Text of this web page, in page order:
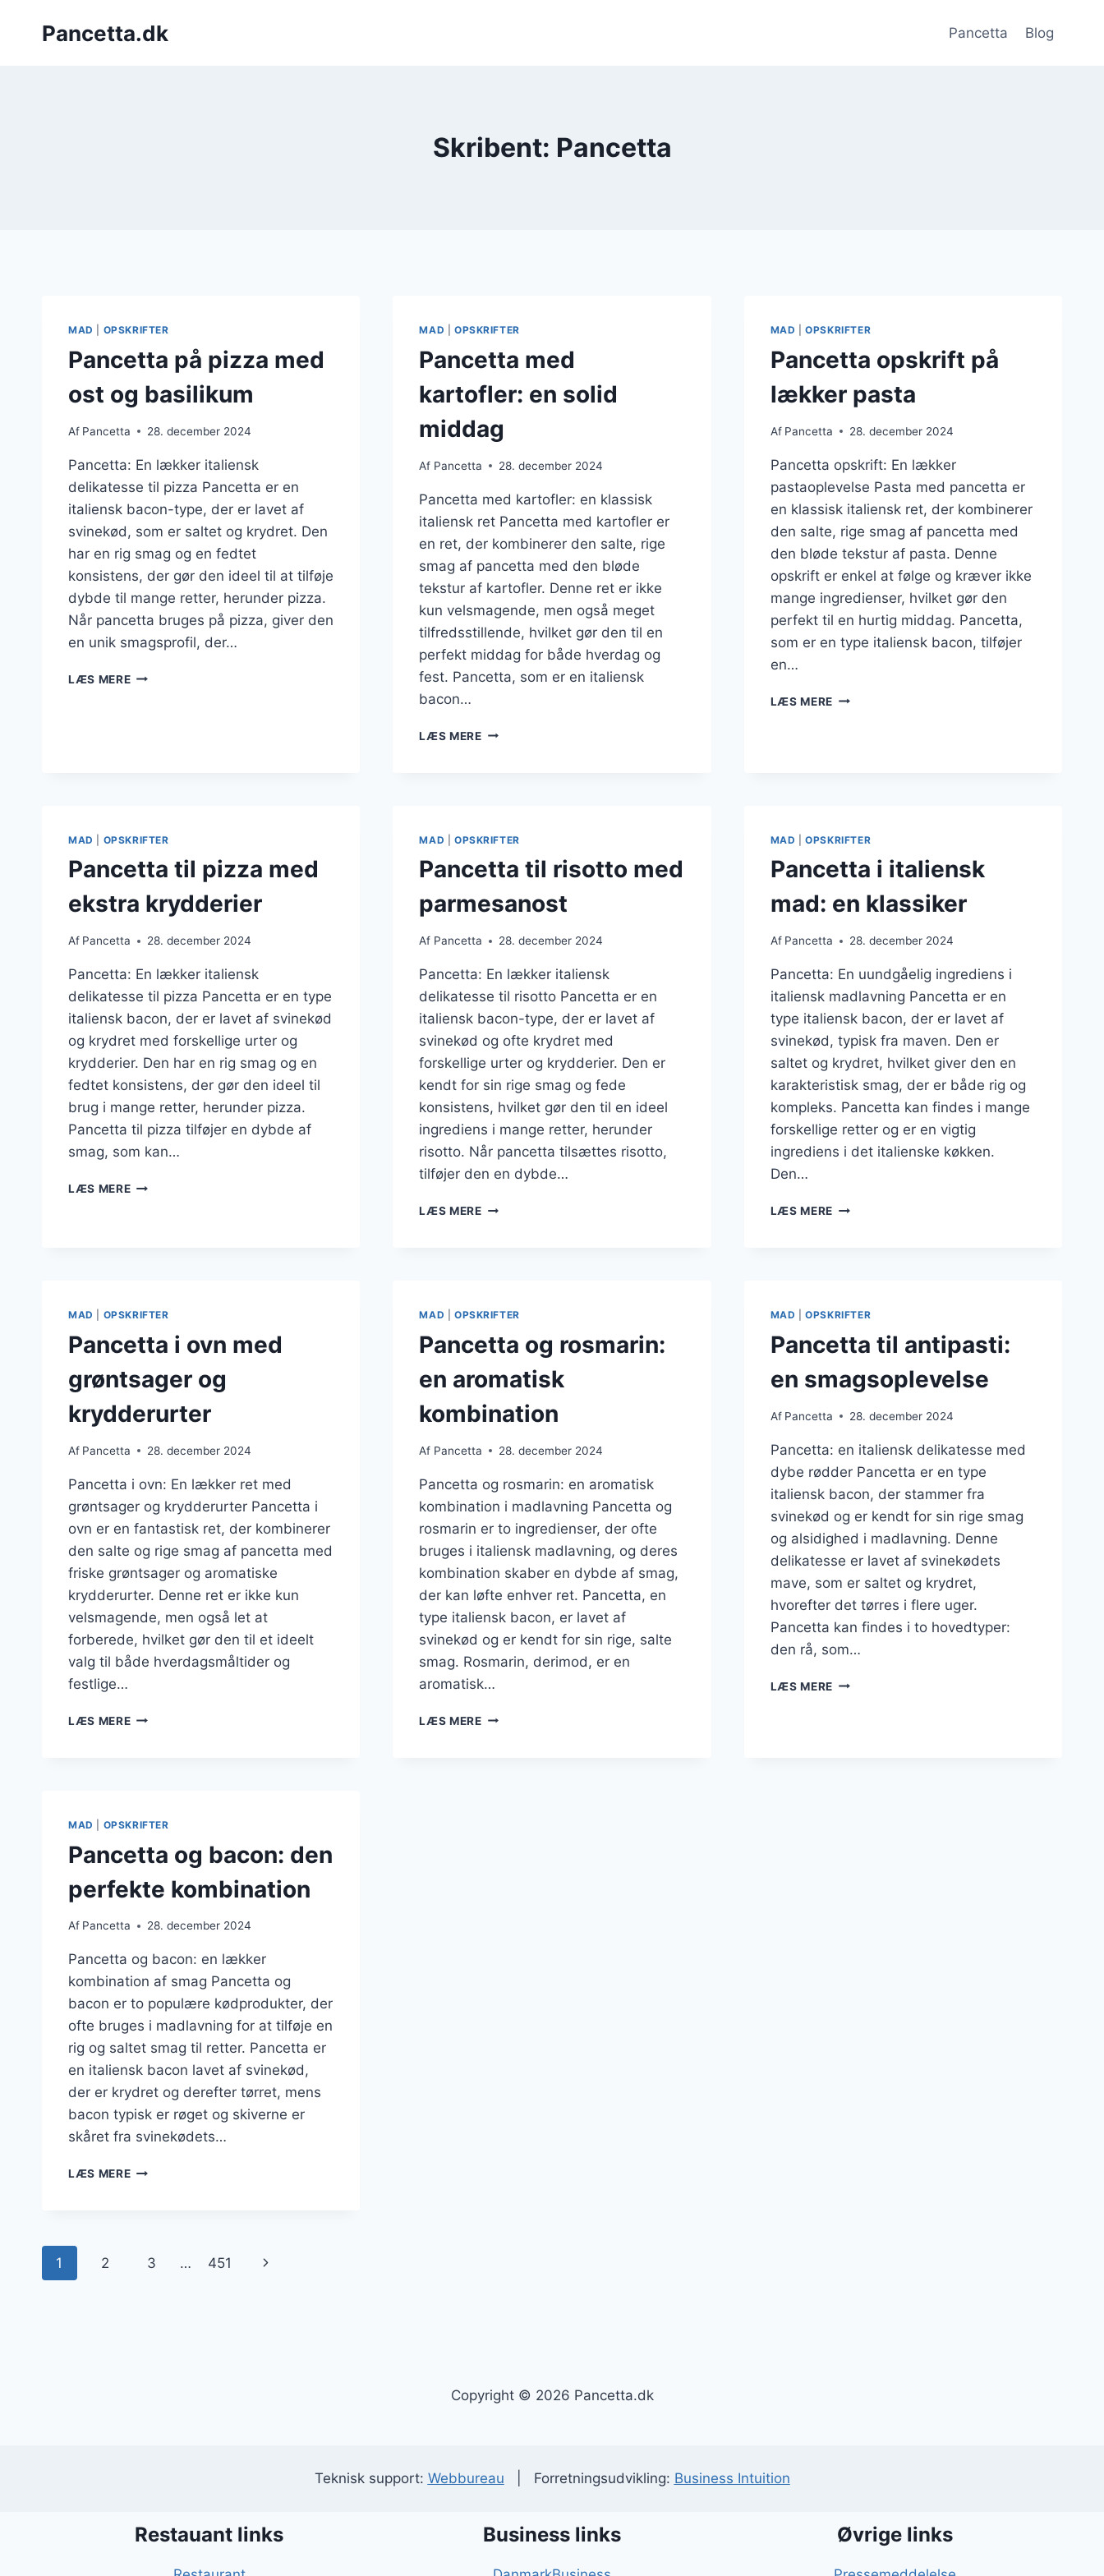
Pancetta.dk Pancetta Blog
Skribent: Pancetta
MAD OPSKRIFTER
Pancetta på pizza med
ost og basilikum
Af Pancetta 28. december 2024
Pancetta: En lækker italiensk
delikatesse til pizza Pancetta er en
italiensk bacon-type, der er lavet af
svinekød, som er saltet og krydret. Den
har en rig smag og en fedtet
konsistens, der gør den ideel til at tilføje
dybde til mange retter, herunder pizza.
Når pancetta bruges på pizza, giver den
en unik smagsprofil, der…
LÆS MEREPANCETTA
MAD OPSKRIFTER
Pancetta med
kartofler: en solid
middag
Af Pancetta 28. december 2024
Pancetta med kartofler: en klassisk
italiensk ret Pancetta med kartofler er
en ret, der kombinerer den salte, rige
smag af pancetta med den bløde
tekstur af kartofler. Denne ret er ikke
kun velsmagende, men også meget
tilfredsstillende, hvilket gør den til en
perfekt middag for både hverdag og
fest. Pancetta, som er en italiensk
bacon…
LÆS MEREPANCETTA
MAD |OPSKRIFTER
Pancetta opskrift på
lækker pasta
Af Pancetta 28. december 2024
Pancetta opskrift: En lækker
pastaoplevelse Pasta med pancetta er
en klassisk italiensk ret, der kombinerer
den salte, rige smag af pancetta med
den bløde tekstur af pasta. Denne
opskrift er enkel at følge og kræver ikke
mange ingredienser, hvilket gør den
perfekt til en hurtig middag. Pancetta,
som er en type italiensk bacon, tilføjer
en…
LÆS MERE PANCETTA
MAD OPSKRIFTER
Pancetta til pizza med
ekstra krydderier
Af Pancetta 28. december 2024
Pancetta: En lækker italiensk
delikatesse til pizza Pancetta er en type
italiensk bacon, der er lavet af svinekød
og krydret med forskellige urter og
krydderier. Den har en rig smag og en
fedtet konsistens, der gør den ideel til
brug i mange retter, herunder pizza.
Pancetta til pizza tilføjer en dybde af
smag, som kan…
LÆS MEREPANCETTA
MAD OPSKRIFTER
Pancetta til risotto med
parmesanost
Af Pancetta 28. december 2024
Pancetta: En lækker italiensk
delikatesse til risotto Pancetta er en
italiensk bacon-type, der er lavet af
svinekød og ofte krydret med
forskellige urter og krydderier. Den er
kendt for sin rige smag og fede
konsistens, hvilket gør den til en ideel
ingrediens i mange retter, herunder
risotto. Når pancetta tilsættes risotto,
tilføjer den en dybde…
LÆS MEREPANCETTA
MAD |OPSKRIFTER
Pancetta i italiensk
mad: en klassiker
Af Pancetta 28. december 2024
Pancetta: En uundgåelig ingrediens i
italiensk madlavning Pancetta er en
type italiensk bacon, der er lavet af
svinekød, typisk fra maven. Den er
saltet og krydret, hvilket giver den en
karakteristisk smag, der er både rig og
kompleks. Pancetta kan findes i mange
forskellige retter og er en vigtig
ingrediens i det italienske køkken.
Den…
LÆS MERE PANCETTA
MAD OPSKRIFTER
Pancetta i ovn med
grøntsager og
krydderurter
Af Pancetta 28. december 2024
Pancetta i ovn: En lækker ret med
grøntsager og krydderurter Pancetta i
ovn er en fantastisk ret, der kombinerer
den salte og rige smag af pancetta med
friske grøntsager og aromatiske
krydderurter. Denne ret er ikke kun
velsmagende, men også let at
forberede, hvilket gør den til et ideelt
valg til både hverdagsmåltider og
festlige…
LÆS MEREPANCETTA
KRYDDERURTER
MAD OPSKRIFTER
Pancetta og rosmarin:
en aromatisk
kombination
Af Pancetta 28. december 2024
Pancetta og rosmarin: en aromatisk
kombination i madlavning Pancetta og
rosmarin er to ingredienser, der ofte
bruges i italiensk madlavning, og deres
kombination skaber en dybde af smag,
der kan løfte enhver ret. Pancetta, en
type italiensk bacon, er lavet af
svinekød og er kendt for sin rige, salte
smag. Rosmarin, derimod, er en
aromatisk…
LÆS MEREPANCETTA
MAD |OPSKRIFTER
Pancetta til antipasti:
en smagsoplevelse
Af Pancetta 28. december 2024
Pancetta: en italiensk delikatesse med
dybe rødder Pancetta er en type
italiensk bacon, der stammer fra
svinekød og er kendt for sin rige smag
og alsidighed i madlavning. Denne
delikatesse er lavet af svinekødets
mave, som er saltet og krydret,
hvorefter det tørres i flere uger.
Pancetta kan findes i to hovedtyper:
den rå, som…
LÆS MERE PANCETTA
MAD OPSKRIFTER
Pancetta og bacon: den
perfekte kombination
Af Pancetta 28. december 2024
Pancetta og bacon: en lækker
kombination af smag Pancetta og
bacon er to populære kødprodukter, der
ofte bruges i madlavning for at tilføje en
rig og saltet smag til retter. Pancetta er
en italiensk bacon lavet af svinekød,
der er krydret og derefter tørret, mens
bacon typisk er røget og skiverne er
skåret fra svinekødets…
LÆS MEREPANCETTA
KOMBINATION
Side
1 2 3 … 451
Næste
Copyright © 2026 Pancetta.dk
Teknisk support: Webbureau | Forretningsudvikling: Business Intuition
Restauant links Business links Øvrige links